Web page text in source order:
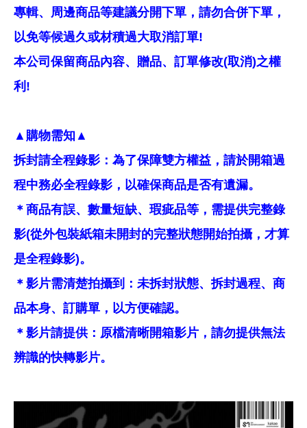
專輯、周邊商品等建議分開下單，請勿合併下單，
以免等候過久或材積過大取消訂單!
本公司保留商品內容、贈品、訂單修改(取消)之權
利!
▲購物需知▲
拆封請全程錄影：為了保障雙方權益，請於開箱過
程中務必全程錄影，以確保商品是否有遺漏。
＊商品有誤、數量短缺、瑕疵品等，需提供完整錄
影(從外包裝紙箱未開封的完整狀態開始拍攝，才算
是全程錄影)。
＊影片需清楚拍攝到：未拆封狀態、拆封過程、商
品本身、訂購單，以方便確認。
＊影片請提供：原檔清晰開箱影片，請勿提供無法
辨識的快轉影片。